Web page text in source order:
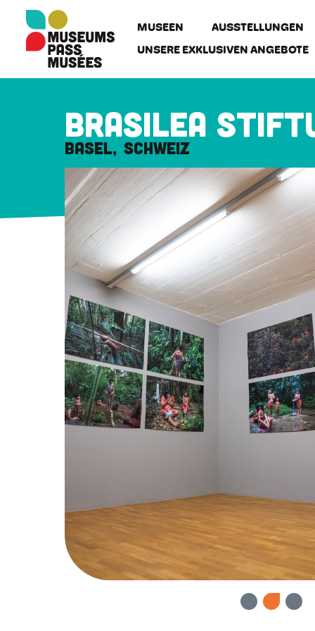
Direkt
Inhalt
MUSEEN
AUSSTELLUNGEN
UNSERE EXKLUSIVEN ANGEBOTE
Brasilea
Basel Schweiz
Cookie-Einstellungen